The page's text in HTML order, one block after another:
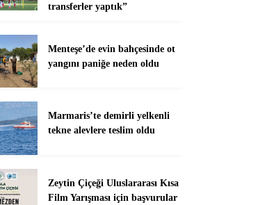
transferler yaptık”
Menteşe’de evin bahçesinde ot
yangını paniğe neden oldu
Marmaris’te demirli yelkenli
tekne alevlere teslim oldu
Zeytin Çiçeği Uluslararası Kısa
Film Yarışması için başvurular